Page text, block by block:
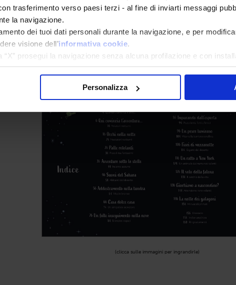
trasferimento verso paesi terzi - al fine di inviarti messaggi
la navigazione.
dei tuoi dati personali durante la navigazione, e per
visione dell’informativa cookie.
“X” prosegui la navigazione senza alcuna profilazione e con
tutti” presti il tuo consenso alla profilazione che potrai revocare
Personalizza
(clicca sulle immagini per ingrandirle)